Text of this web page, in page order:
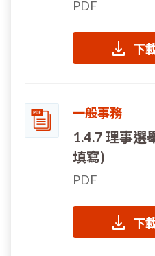
PDF
下
一般事務
1.4.7 理事選
填寫)
PDF
下